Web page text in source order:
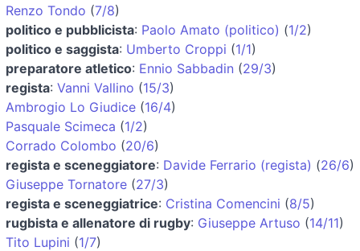
Renzo Tondo (7/8)
politico e pubblicista: Paolo Amato (politico) (1/2)
politico e saggista: Umberto Croppi (1/1)
preparatore atletico: Ennio Sabbadin (29/3)
regista: Vanni Vallino (15/3)
Ambrogio Lo Giudice (16/4)
Pasquale Scimeca (1/2)
Corrado Colombo (20/6)
regista e sceneggiatore: Davide Ferrario (regista) (26/6)
Giuseppe Tornatore (27/3)
regista e sceneggiatrice: Cristina Comencini (8/5)
rugbista e allenatore di rugby: Giuseppe Artuso (14/11)
Tito Lupini (1/7)